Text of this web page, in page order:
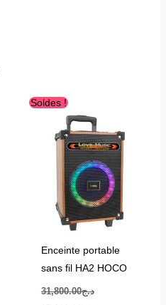
Soldes !
Enceinte portable
sans fil HA2 HOCO
د.ج31,800.00
Le
prix
était :
د.ج31,800.00.
actuel
est :